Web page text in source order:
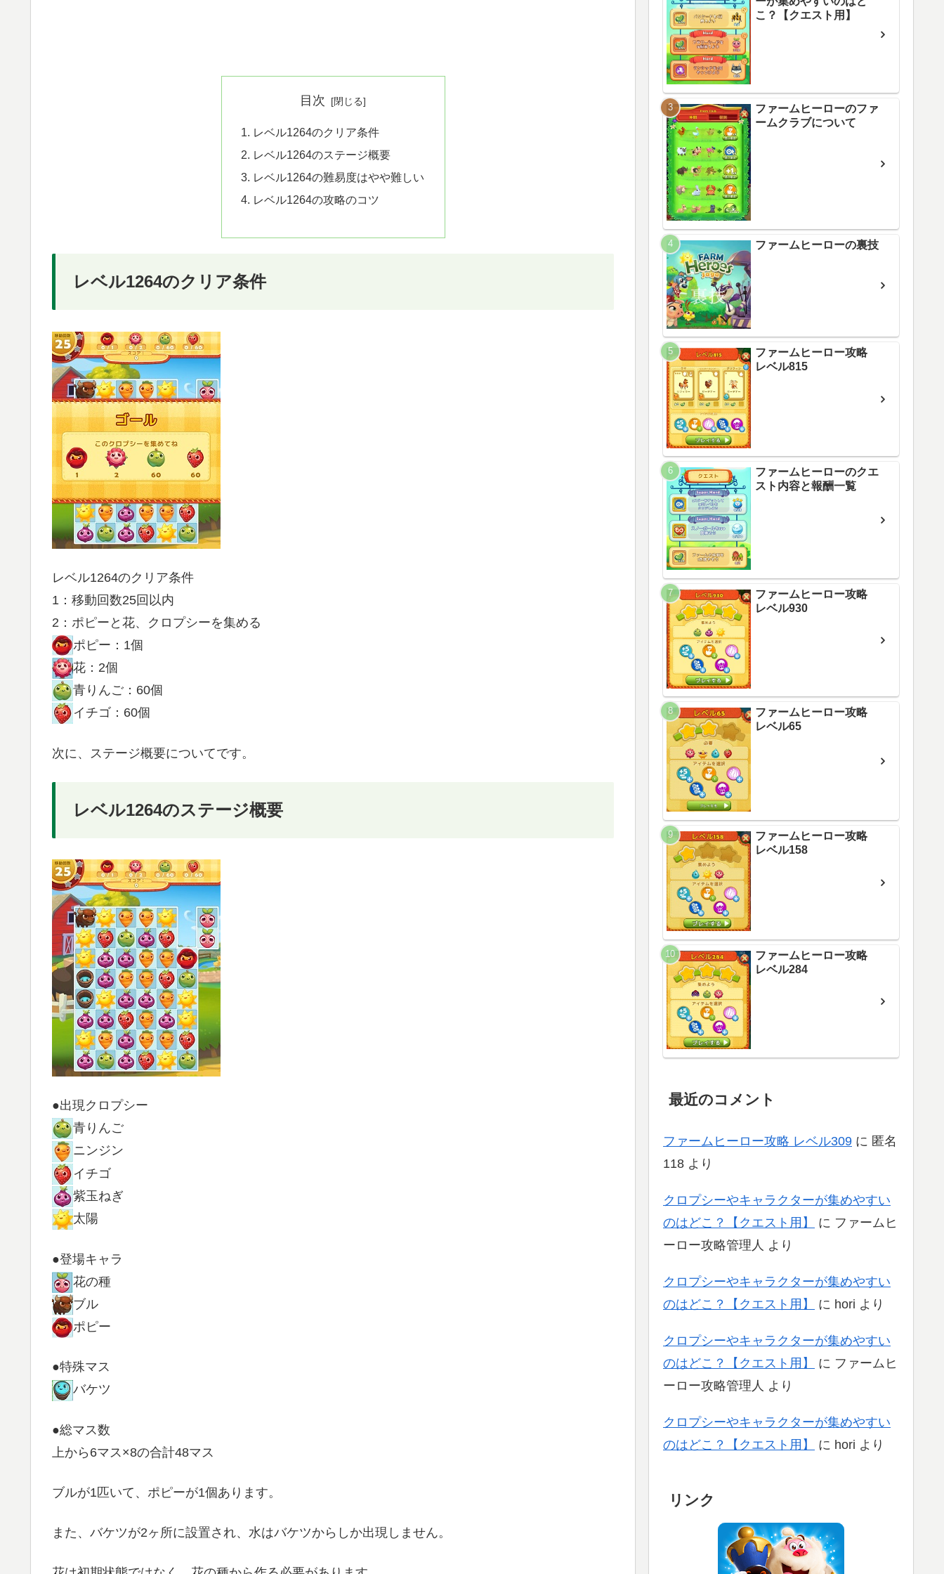
目次
レベル1264のクリア条件
レベル1264のステージ概要
レベル1264の難易度はやや難しい
レベル1264の攻略のコツ
レベル1264のクリア条件
レベル1264のクリア条件
1：移動回数25回以内
2：ポピーと花、クロプシーを集める
ポピー：1個
花：2個
青りんご：60個
イチゴ：60個
次に、ステージ概要についてです。
レベル1264のステージ概要
●出現クロプシー
青りんご
ニンジン
イチゴ
紫玉ねぎ
太陽
●登場キャラ
花の種
ブル
ポピー
●特殊マス
バケツ
●総マス数
上から6マス×8の合計48マス
ブルが1匹いて、ポピーが1個あります。
また、バケツが2ヶ所に設置され、水はバケツからしか出現しません。
こ？【クエスト用】
ファームヒーローのファ
ームクラブについて
ファームヒーローの裏技
ファームヒーロー攻略
レベル815
ファームヒーローのクエ
スト内容と報酬一覧
ファームヒーロー攻略
レベル930
ファームヒーロー攻略
レベル65
ファームヒーロー攻略
レベル158
ファームヒーロー攻略
レベル284
最近のコメント
ファームヒーロー攻略 レベル309 に 匿名
118 より
クロプシーやキャラクターが集めやすい
のはどこ？【クエスト用】
に ファームヒ
ーロー攻略管理人 より
クロプシーやキャラクターが集めやすい
のはどこ？【クエスト用】
に hori より
クロプシーやキャラクターが集めやすい
のはどこ？【クエスト用】
に ファームヒ
ーロー攻略管理人 より
クロプシーやキャラクターが集めやすい
のはどこ？【クエスト用】
に hori より
リンク